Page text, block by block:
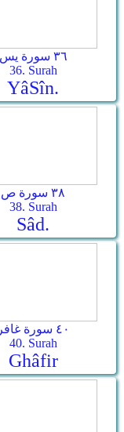
٣٦ سورة يس
36. Surah
Yâ­Sîn.
٣٨ سورة ص
38. Surah
Sâd.
٤٠ سورة غافر
40. Surah
Ghâfir